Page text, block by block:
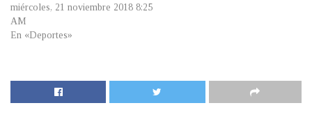
miércoles, 21 noviembre 2018 8:25
AM
En «Deportes»